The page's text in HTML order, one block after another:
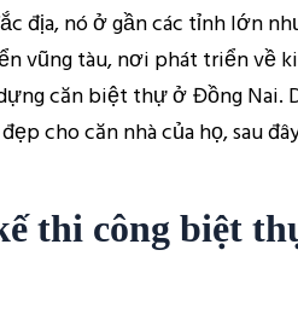
địa, nó ở gần các tỉnh lớn
vũng tàu, nơi phát triển về
căn biệt thự ở Đồng Nai.
cho căn nhà của họ, sau
thi công biệt